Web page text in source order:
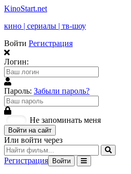
KinoStart.net
кино | сериалы | тв-шоу
Войти Регистрация
Логин:
Пароль: Забыли пароль?
Не запоминать меня
Войти на сайт
Или войти через
Регистрация Войти